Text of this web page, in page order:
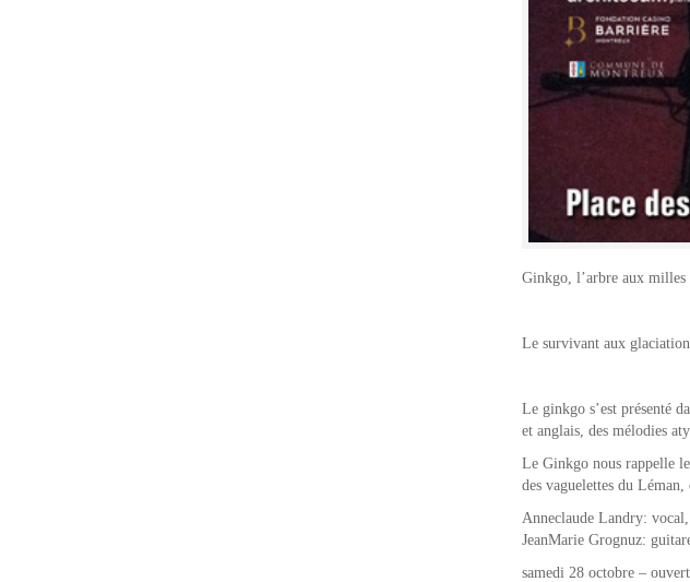
Ginkgo, l’arbre aux milles
Le survivant aux
Le ginkgo s’est présenté
et anglais, des mélodies
Le Ginkgo nous rappelle
des vaguelettes du
Anneclaude Landry:
JeanMarie Grognuz:
samedi 28 octobre –